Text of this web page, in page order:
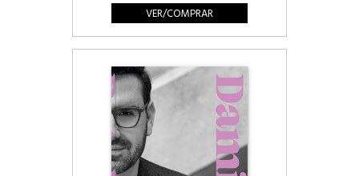
VER/COMPRAR